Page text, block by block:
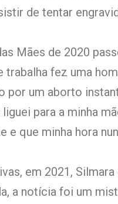
de tentar
Mães de 2020
trabalha fez uma
por um aborto
para a minha
e que minha hora
em 2021,
a notícia foi um